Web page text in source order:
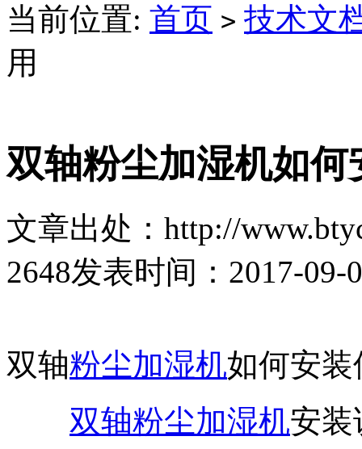
当前位置: 首页 > 技术文
用
双轴粉尘加湿机如何
文章出处：http://
2648发表时间：2017-09-
双轴粉尘加湿机如何安装
双轴粉尘加湿机安装